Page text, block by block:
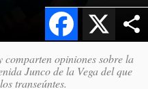
X
Facebook
comparten opiniones sobre la
Junco de la Vega del que
transeúntes.